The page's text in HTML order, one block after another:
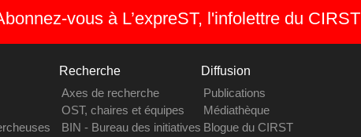
vous à L’expreST, l'infolettre du CIRST
Recherche
Axes de recherche
OST, chaires et équipes
BIN - Bureau des initiatives
Diffusion
Publications
Médiathèque
Blogue du CIRST